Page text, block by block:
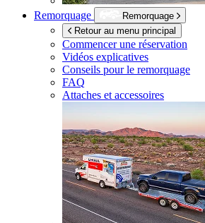
Remorquage
Remorquage
Retour au menu principal
Commencer une réservation
Vidéos explicatives
Conseils pour le remorquage
FAQ
Attaches et accessoires